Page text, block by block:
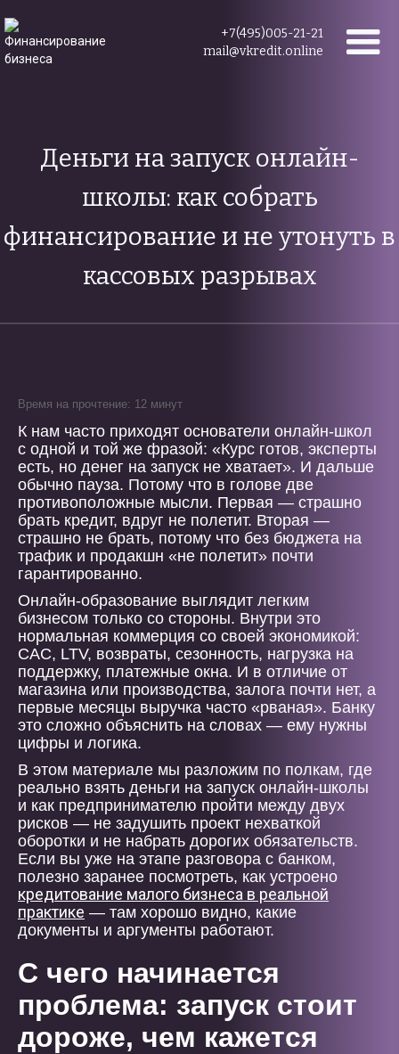
+7(495)005-21-21
mail@vkredit.online
Деньги на запуск онлайн-
школы: как собрать
финансирование и не утонуть в
кассовых разрывах
Время на прочтение: 12 минут
К нам часто приходят основатели онлайн-школ
с одной и той же фразой: «Курс готов, эксперты
есть, но денег на запуск не хватает». И дальше
обычно пауза. Потому что в голове две
противоположные мысли. Первая — страшно
брать кредит, вдруг не полетит. Вторая —
страшно не брать, потому что без бюджета на
трафик и продакшн «не полетит» почти
гарантированно.
Онлайн-образование выглядит легким
бизнесом только со стороны. Внутри это
нормальная коммерция со своей экономикой:
CAC, LTV, возвраты, сезонность, нагрузка на
поддержку, платежные окна. И в отличие от
магазина или производства, залога почти нет, а
первые месяцы выручка часто «рваная». Банку
это сложно объяснить на словах — ему нужны
цифры и логика.
В этом материале мы разложим по полкам, где
реально взять деньги на запуск онлайн-школы
и как предпринимателю пройти между двух
рисков — не задушить проект нехваткой
оборотки и не набрать дорогих обязательств.
Если вы уже на этапе разговора с банком,
полезно заранее посмотреть, как устроено
кредитование малого бизнеса в реальной
практике — там хорошо видно, какие
документы и аргументы работают.
С чего начинается
проблема: запуск стоит
дороже, чем кажется